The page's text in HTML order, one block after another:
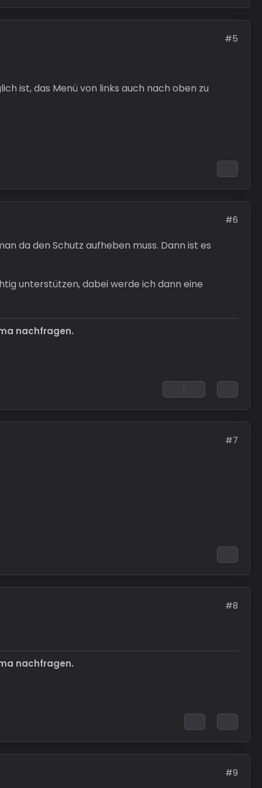
#5
ist, das Menü von links auch nach oben zu
#6
da den Schutz aufheben muss. Dann ist es
unterstützen, dabei werde ich dann eine
nachfragen.
#7
#8
nachfragen.
#9